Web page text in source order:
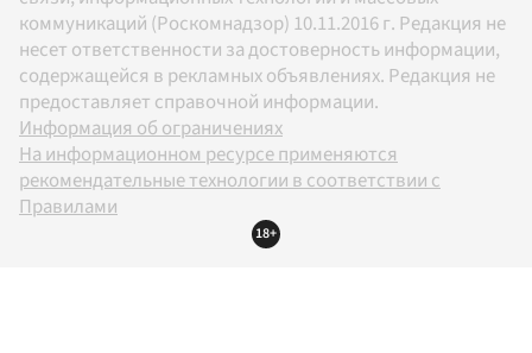
коммуникаций (Роскомнадзор) 10.11.2016 г. Редакция не
несет ответственности за достоверность информации,
содержащейся в рекламных объявлениях. Редакция не
предоставляет справочной информации.
Информация об ограничениях
На информационном ресурсе применяются
рекомендательные технологии в соответствии с
Правилами
18+